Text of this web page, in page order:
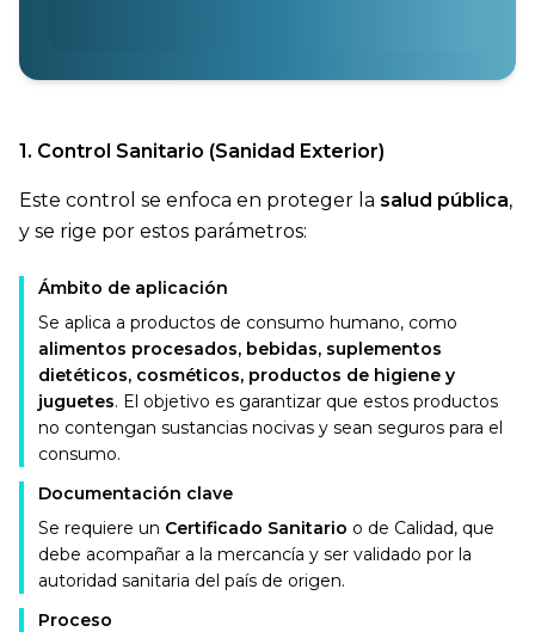
1. Control Sanitario (Sanidad Exterior)
Este control se enfoca en proteger la salud pública,
y se rige por estos parámetros:
Ámbito de aplicación
Se aplica a productos de consumo humano, como
alimentos procesados, bebidas, suplementos
dietéticos, cosméticos, productos de higiene y
juguetes. El objetivo es garantizar que estos productos
no contengan sustancias nocivas y sean seguros para el
consumo.
Documentación clave
Se requiere un Certificado Sanitario o de Calidad, que
debe acompañar a la mercancía y ser validado por la
autoridad sanitaria del país de origen.
Proceso